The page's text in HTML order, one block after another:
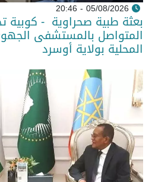
05/08/2026 - 20:46
بعثة طبية صحراوية -
المتواصل بالمستشفى
المحلية بولاية أوسرد